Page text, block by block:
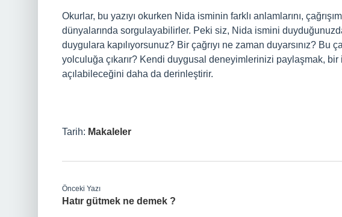
Okurlar, bu yazıyı okurken Nida isminin farklı anlamlarını,
dünyalarında sorgulayabilirler. Peki siz, Nida ismini
duygulara kapılıyorsunuz? Bir çağrıyı ne zaman duyarsınız? Bu
yolculuğa çıkarır? Kendi duygusal deneyimlerinizi paylaşmak, bir
açılabileceğini daha da derinleştirir.
Tarih: Makaleler
Önceki Yazı
Hatır gütmek ne demek ?